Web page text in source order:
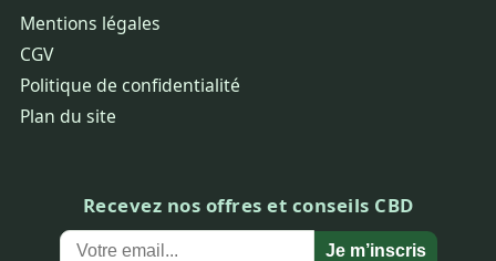
Mentions légales
CGV
Politique de confidentialité
Plan du site
Recevez nos offres et conseils CBD
Je m’inscris